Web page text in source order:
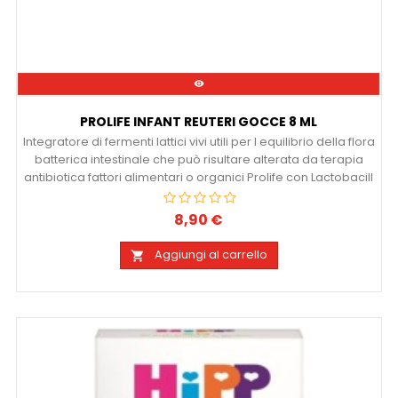

PROLIFE INFANT REUTERI GOCCE 8 ML
Integratore di fermenti lattici vivi utili per l equilibrio della flora
batterica intestinale che può risultare alterata da terapia
antibiotica fattori alimentari o organici Prolife con Lactobacill
Prezzo
8,90 €
 Aggiungi al carrello